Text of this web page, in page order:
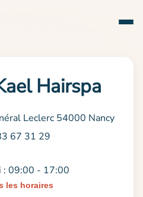
Hairspa
Leclerc 54000 Nancy
67 31 29
: 09:00 - 17:00
les horaires